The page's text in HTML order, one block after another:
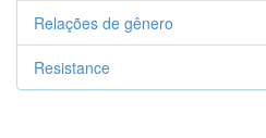
Relações de gênero
Resistance